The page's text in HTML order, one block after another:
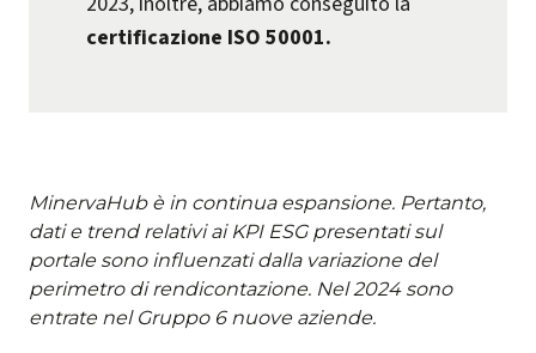
certificazione ISO 50001.
MinervaHub è in continua espansione. Pertanto,
dati e trend relativi ai KPI ESG presentati sul
portale sono influenzati dalla variazione del
perimetro di rendicontazione. Nel 2024 sono
entrate nel Gruppo 6 nuove aziende.